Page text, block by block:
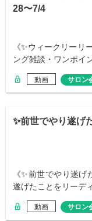
28〜7/4
《✨ウィークリー
ング雑談・ワンポイ
動画 サロン
✨前世でやり遂げ
《✨前世でやり遂
遂げたことをリーデ
動画 サロン